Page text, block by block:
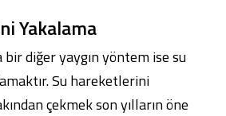
Yakalama
bir diğer yaygın yöntem ise su
Su hareketlerini
çekmek son yılların öne